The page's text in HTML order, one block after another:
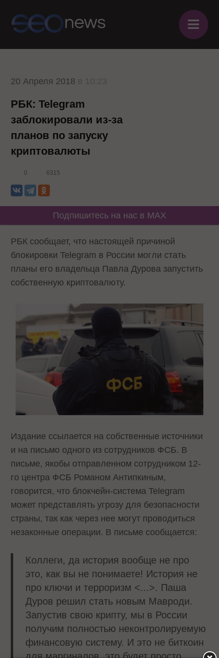
≡
20 Апреля 2018
РБК: Telegram
заблокировали из-за
планов по запуску
криптовалюты
0 6315
Подпишитесь на нас в MAX
РБК сообщает, что настоящей причиной
блокировки Telegram в России могли стать
планы его владельца Павла Дурова запустить
собственную криптовалюту.
Издание ссылается на собственные источники
и на письмо одного из сотрудников ФСБ. В
письме, якобы отправленном сотрудником 12-
го центра ФСБ Романом Антипкиным,
говорится, что блокчейн-система Telegram
может представлять угрозу для безопасности
страны, так как через нее могут проводиться
незаконные операции. В письме сообщается:
Коллеги, да история вообще не про
это, как вы не понимаете! История не
про ключи и терроризм <...>. Паша
Дуров решил стать новым Мавроди.
Запустив свою крипту, мы в России
получим полностью неконтролируемую
финансовую систему. И это не биткоин